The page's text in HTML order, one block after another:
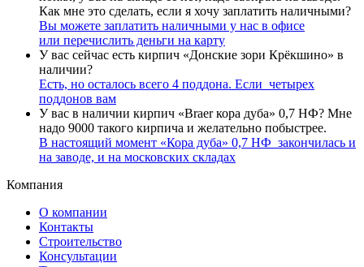
Как мне это сделать, если я хочу заплатить наличными?
Вы можете заплатить наличными у нас в офисе
или перечислить деньги на карту
У вас сейчас есть кирпич «Донские зори Крёкшино» в
наличии?
Есть, но осталось всего 4 поддона. Если четырех
поддонов вам
У вас в наличии кирпич «Braer кора дуба» 0,7 НФ? Мне
надо 9000 такого кирпича и желательно побыстрее.
В настоящий момент «Кора дуба» 0,7 НФ закончилась и
на заводе, и на московских складах
Компания
О компании
Контакты
Строительство
Консультации